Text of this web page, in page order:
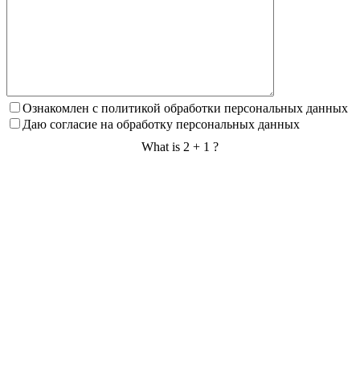
Ознакомлен с политикой обработки персональных данных
Даю согласие на обработку персональных данных
What is 2 + 1 ?